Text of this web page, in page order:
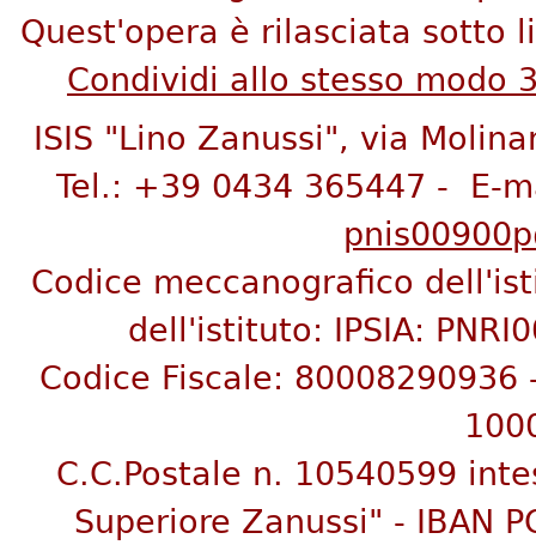
Quest'opera è rilasciata sotto
Condividi allo stesso modo
ISIS "Lino Zanussi", via
Tel.: +39 0434 365447 - E-
Codice meccanografico
dell'istituto: IPSIA:
Codice Fiscale: 80008290936
C.C.Postale n. 10540599
Superiore Zanussi" - IBAN